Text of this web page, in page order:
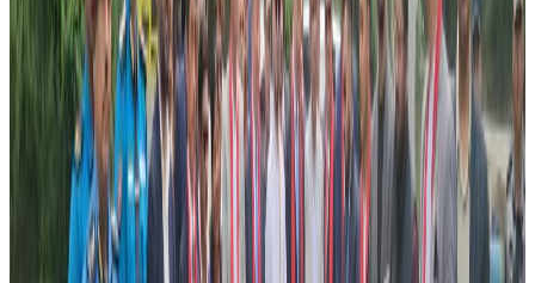
एनआरएनएको तर्फबाट पुर्ण सहयोग गर्ने समेत देव गुरुङले बताउनुभयो ।
त्यस्तै एनआरएनएका निवर्तमान उपाध्यक्ष तथा तमु समाजका अगुवा नन्द गुरुङ
पनि सामुदायिक भवन छिटो सम्पन्न गर्न सुझाव दिनुहुन्छ । समाजले वार्षिक
रुपमा गर्दै आएको तमु ल्होछार र बुद्ध जयन्ती कार्यक्रमलाई परिमार्जित र
व्यवस्थित गर्दै जानुपर्ने अर्को चुनौति रहेको गुरुङको भनाई छ ।
तमु समाज सिड्नीका नया कार्यसमितिको अर्को चुनौति भनेको पुराना